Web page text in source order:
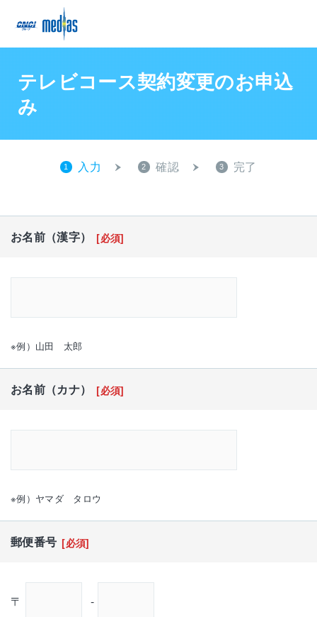
テレビコース契約変更のお申込
み
1 入力 2 確認 3 完了
お名前（漢字） [必須]
※例）山田 太郎
お名前（カナ） [必須]
※例）ヤマダ タロウ
郵便番号 [必須]
〒 -